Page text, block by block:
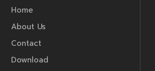
Home
About Us
Contact
Download